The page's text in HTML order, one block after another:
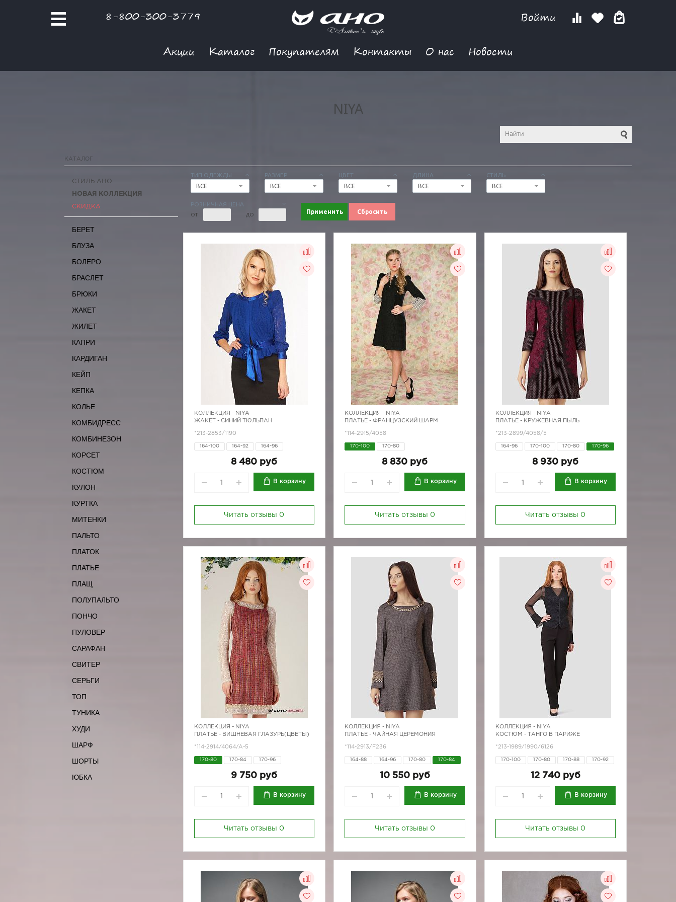
8-800-300-3779 Войти
Акции Каталог Покупателям Контакты О нас Новости
NIYA
КАТАЛОГ
ТИП ОДЕЖДЫ
ВСЕ
РАЗМЕР
ВСЕ
ЦВЕТ
ВСЕ
ДЛИНА
ВСЕ
СТИЛЬ
ВСЕ
РОЗНИЧНАЯ ЦЕНА
ОТ ДО Применить Сбросить
СТИЛЬ АНО
НОВАЯ КОЛЛЕКЦИЯ
СКИДКА
БЕРЕТ
БЛУЗА
БОЛЕРО
БРАСЛЕТ
БРЮКИ
ЖАКЕТ
ЖИЛЕТ
КАПРИ
КАРДИГАН
КЕЙП
КЕПКА
КОЛЬЕ
КОМБИДРЕСС
КОМБИНЕЗОН
КОРСЕТ
КОСТЮМ
КУЛОН
КУРТКА
МИТЕНКИ
ПАЛЬТО
ПЛАТОК
ПЛАТЬЕ
ПЛАЩ
ПОЛУПАЛЬТО
ПОНЧО
ПУЛОВЕР
САРАФАН
СВИТЕР
СЕРЬГИ
ТОП
ТУНИКА
ХУДИ
ШАРФ
ШОРТЫ
ЮБКА
КОЛЛЕКЦИЯ - NIYA
ЖАКЕТ - СИНИЙ ТЮЛЬПАН
*213-2853/1190
164-100 164-92 164-96
170-92 170-96
8 480 руб
В корзину
Читать отзывы 0
КОЛЛЕКЦИЯ - NIYA
ПЛАТЬЕ - ФРАНЦУЗСКИЙ ШАРМ
*114-2915/4058
170-100 170-80
8 830 руб
В корзину
Читать отзывы 0
КОЛЛЕКЦИЯ - NIYA
ПЛАТЬЕ - КРУЖЕВНАЯ ПЫЛЬ
*213-2899/4058/5
164-96 170-100 170-80 170-96
8 930 руб
В корзину
Читать отзывы 0
КОЛЛЕКЦИЯ - NIYA
ПЛАТЬЕ - ВИШНЕВАЯ ГЛАЗУРЬ(ЦВЕТЫ)
*114-2914/4064/A-5
170-80 170-84 170-96
9 750 руб
В корзину
Читать отзывы 0
КОЛЛЕКЦИЯ - NIYA
ПЛАТЬЕ - ЧАЙНАЯ ЦЕРЕМОНИЯ
*114-2913/F236
164-88 164-96 170-80 170-84
10 550 руб
В корзину
Читать отзывы 0
КОЛЛЕКЦИЯ - NIYA
КОСТЮМ - ТАНГО В ПАРИЖЕ
*213-1989/1990/6126
170-100 170-80 170-88 170-92
12 740 руб
В корзину
Читать отзывы 0